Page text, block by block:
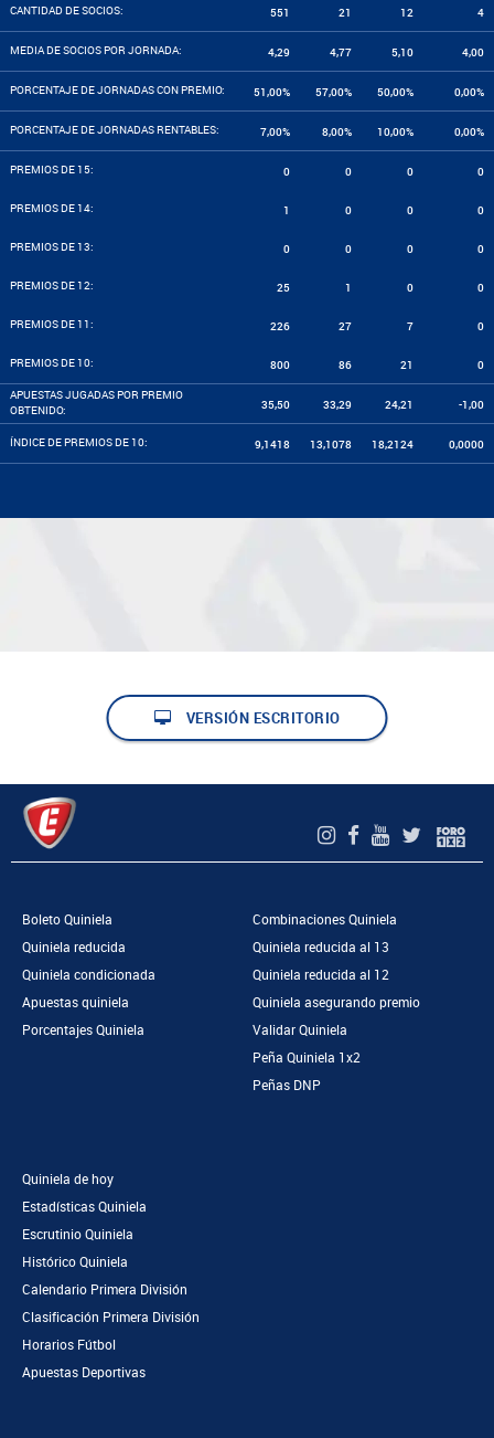
CANTIDAD DE SOCIOS: 551 21 12 4
MEDIA DE SOCIOS POR JORNADA: 4,29 4,77 5,10 4,00
PORCENTAJE DE JORNADAS CON PREMIO: 51,00% 57,00% 50,00% 0,00%
PORCENTAJE DE JORNADAS RENTABLES: 7,00% 8,00% 10,00% 0,00%
PREMIOS DE 15: 0 0 0 0
PREMIOS DE 14: 1 0 0 0
PREMIOS DE 13: 0 0 0 0
PREMIOS DE 12: 25 1 0 0
PREMIOS DE 11: 226 27 7 0
PREMIOS DE 10: 800 86 21 0
APUESTAS JUGADAS POR PREMIO
OBTENIDO:
35,50 33,29 24,21 -1,00
ÍNDICE DE PREMIOS DE 10: 9,1418 13,1078 18,2124 0,0000
VERSIÓN ESCRITORIO
Boleto Quiniela
Quiniela reducida
Quiniela condicionada
Apuestas quiniela
Porcentajes Quiniela
Combinaciones Quiniela
Quiniela reducida al 13
Quiniela reducida al 12
Quiniela asegurando premio
Validar Quiniela
Peña Quiniela 1x2
Peñas DNP
Quiniela de hoy
Estadísticas Quiniela
Escrutinio Quiniela
Histórico Quiniela
Calendario Primera División
Clasificación Primera División
Horarios Fútbol
Apuestas Deportivas